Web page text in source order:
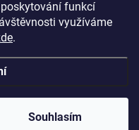
funkcí
využíváme
.
Souhlasím
vyhrazena.Upravit nastavení